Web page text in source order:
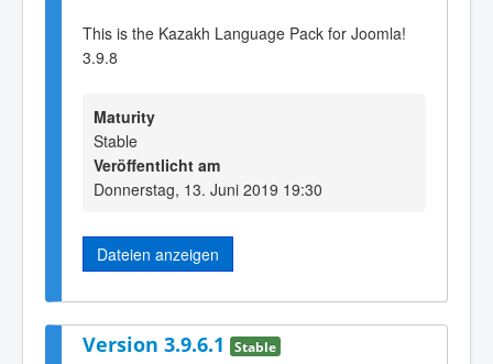
This is the Kazakh Language Pack for Joomla!
3.9.8
Maturity
Stable
Veröffentlicht am
Donnerstag, 13. Juni 2019 19:30
Dateien anzeigen
Version 3.9.6.1 Stable